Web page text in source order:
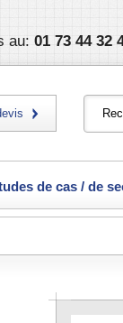
au: 01 73 44 32
de cas / de